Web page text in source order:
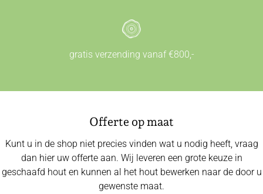
gratis verzending vanaf €800,-
Offerte op maat
Kunt u in de shop niet precies vinden wat u nodig heeft, vraag
dan hier uw offerte aan. Wij leveren een grote keuze in
geschaafd hout en kunnen al het hout bewerken naar de door u
gewenste maat.